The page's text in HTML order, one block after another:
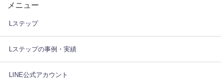
メニュー
Lステップ
Lステップの事例・実績
LINE公式アカウント